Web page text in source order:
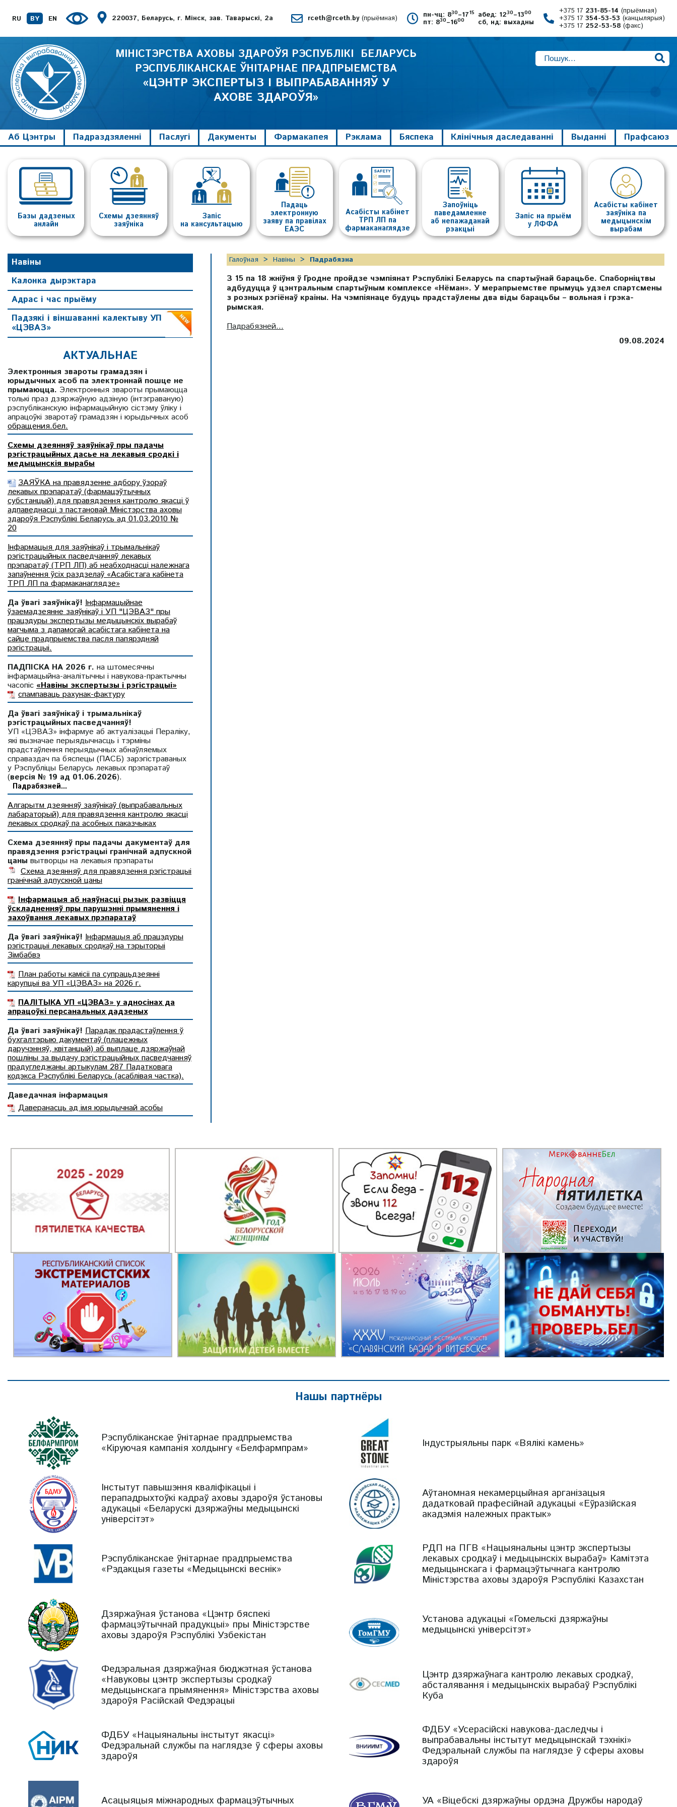
RU BY EN 220037, Беларусь, г. Мінск, зав. Таварыскі, 2а rceth@rceth.by (прыёмная) пн-чц: 830–1715
пт: 830–1600
абед: 1230–1300
сб, нд: выхадны
+375 17 231-85-14 (прыёмная)
+375 17 354-53-53 (канцылярыя)
+375 17 252-53-58 (факс)
МІНІСТЭРСТВА АХОВЫ ЗДАРОЎЯ РЭСПУБЛІКІ БЕЛАРУСЬ
РЭСПУБЛІКАНСКАЕ ЎНІТАРНАЕ ПРАДПРЫЕМСТВА
«ЦЭНТР ЭКСПЕРТЫЗ І ВЫПРАБАВАННЯЎ У
АХОВЕ ЗДАРОЎЯ»
Аб Цэнтры Падраздзяленні Паслугі Дакументы Фармакапея Рэклама Бяспека Клінічныя даследаванні Выданні Прафсаюз
Базы дадзеных
анлайн
Схемы дзеянняў
заяўніка
Запіс
на кансультацыю
Падаць
электронную
заяву па правілах
ЕАЭС
Асабісты кабінет
ТРП ЛП па
фармаканаглядзе
Запоўніць
паведамленне
аб непажаданай
рэакцыі
Запіс на прыём
у ЛФФА
Асабісты кабінет
заяўніка па
медыцынскім
вырабам
Навіны
Калонка дырэктара
Адрас і час прыёму
Падзякі і віншаванні калектыву УП
«ЦЭВАЗ»
АКТУАЛЬНАЕ
Электронныя звароты грамадзян і
юрыдычных асоб па электроннай пошце не
прымаюцца. Электронныя звароты прымаюцца
толькі праз дзяржаўную адзіную (інтэграваную)
рэспубліканскую інфармацыйную сістэму ўліку і
апрацоўкі зваротаў грамадзян і юрыдычных асоб
обращения.бел.
Схемы дзеянняў заяўнікаў пры падачы
рэгістрацыйных дасье на лекавыя сродкі і
медыцынскія вырабы
ЗАЯЎКА на правядзенне адбору ўзораў
лекавых прэпаратаў (фармацэўтычных
субстанцый) для правядзення кантролю якасці ў
адпаведнасці з пастановай Міністэрства аховы
здароўя Рэспублікі Беларусь ад 01.03.2010 №
20
Інфармацыя для заяўнікаў і трымальнікаў
рэгістрацыйных пасведчанняў лекавых
прэпаратаў (ТРП ЛП) аб неабходнасці належнага
запаўнення ўсіх раздзелаў «Асабістага кабінета
ТРП ЛП па фармаканаглядзе»
Да ўвагі заяўнікаў! Інфармацыйнае
ўзаемадзеянне заяўнікаў і УП "ЦЭВАЗ" пры
працэдуры экспертызы медыцынскіх вырабаў
магчыма з дапамогай асабістага кабінета на
сайце прадпрыемства пасля папярэдняй
рэгістрацыі.
ПАДПІСКА НА 2026 г. на штомесячны
інфармацыйна-аналітычны і навукова-практычны
часопіс «Навіны экспертызы і рэгістрацыі»
спампаваць рахунак-фактуру
Да ўвагі заяўнікаў і трымальнікаў
рэгістрацыйных пасведчанняў!
УП «ЦЭВАЗ» інфармуе аб актуалізацыі Пераліку,
які вызначае перыядычнасць і тэрміны
прадстаўлення перыядычных абнаўляемых
справаздач па бяспецы (ПАСБ) зарэгістраваных
у Рэспубліцы Беларусь лекавых прэпаратаў
(версія № 19 ад 01.06.2026).
Падрабязней...
Алгарытм дзеянняў заяўнікаў (выпрабавальных
лабараторый) для правядзення кантролю якасці
лекавых сродкаў па асобных паказчыках
Схема дзеянняў пры падачы дакументаў для
правядзення рэгістрацыі гранічнай адпускной
цаны вытворцы на лекавыя прэпараты
Схема дзеянняў для правядзення рэгістрацыі
гранічнай адпускной цаны
Інфармацыя аб наяўнасці рызык развіцця
ўскладненняў пры парушэнні прымянення і
захоўвання лекавых прэпаратаў
Да ўвагі заяўнікаў! Інфармацыя аб працэдуры
рэгістрацыі лекавых сродкаў на тэрыторыі
Зімбабвэ
План работы камісіі па супрацьдзеянні
карупцыі ва УП «ЦЭВАЗ» на 2026 г.
ПАЛІТЫКА УП «ЦЭВАЗ» у адносінах да
апрацоўкі персанальных дадзеных
Да ўвагі заяўнікаў! Парадак прадастаўлення ў
бухгалтэрыю дакументаў (плацежных
даручэнняў, квітанцый) аб выплаце дзяржаўнай
пошліны за выдачу рэгістрацыйных пасведчанняў
прадугледжаны артыкулам 287 Падатковага
кодэкса Рэспублікі Беларусь (асаблівая частка).
Даведачная інфармацыя
Даверанасць ад імя юрыдычнай асобы
Галоўная Навіны Падрабязна
З 15 па 18 жніўня ў Гродне пройдзе чэмпіянат Рэспублікі Беларусь па спартыўнай барацьбе. Спаборніцтвы
адбудуцца ў цэнтральным спартыўным комплексе «Нёман». У мерапрыемстве прымуць удзел спартсмены
з розных рэгіёнаў краіны. На чэмпіянаце будуць прадстаўлены два віды барацьбы – вольная і грэка-
рымская.
Падрабязней...
09.08.2024
Нашы партнёры
Рэспубліканскае ўнітарнае прадпрыемства
«Кіруючая кампанія холдынгу «Белфармпрам» Індустрыяльны парк «Вялікі камень»
Інстытут павышэння кваліфікацыі і
перападрыхтоўкі кадраў аховы здароўя ўстановы
адукацыі «Беларускі дзяржаўны медыцынскі
універсітэт»
Аўтаномная некамерцыйная арганізацыя
дадатковай прафесійнай адукацыі «Еўразійская
акадэмія належных практык»
Рэспубліканскае ўнітарнае прадпрыемства
«Рэдакцыя газеты «Медыцынскі веснік»
РДП на ПГВ «Нацыянальны цэнтр экспертызы
лекавых сродкаў і медыцынскіх вырабаў» Камітэта
медыцынскага і фармацэўтычнага кантролю
Міністэрства аховы здароўя Рэспублікі Казахстан
Дзяржаўная ўстанова «Цэнтр бяспекі
фармацэўтычнай прадукцыі» пры Міністэрстве
аховы здароўя Рэспублікі Узбекістан
Установа адукацыі «Гомельскі дзяржаўны
медыцынскі універсітэт»
Федэральная дзяржаўная бюджэтная ўстанова
«Навуковы цэнтр экспертызы сродкаў
медыцынскага прымянення» Міністэрства аховы
здароўя Расійскай Федэрацыі
Цэнтр дзяржаўнага кантролю лекавых сродкаў,
абсталявання і медыцынскіх вырабаў Рэспублікі
Куба
ФДБУ «Нацыянальны інстытут якасці»
Федэральнай службы па наглядзе ў сферы аховы
здароўя
ФДБУ «Усерасійскі навукова-даследчы і
выпрабавальны інстытут медыцынскай тэхнікі»
Федэральнай службы па наглядзе ў сферы аховы
здароўя
Асацыяцыя міжнародных фармацэўтычных УА «Віцебскі дзяржаўны ордэна Дружбы народаў